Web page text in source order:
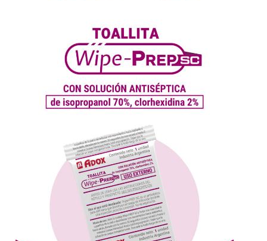
WipePrep SC – Toalla sin
colorantes con Solución
Antiséptica de Isopropanol al
70% y Clorhexidina al 2%
WipePrep SC, la practicidad de las toallitas
húmedas antisépticas que disminuyen el
riesgo de infección durante una inyección,
punción o